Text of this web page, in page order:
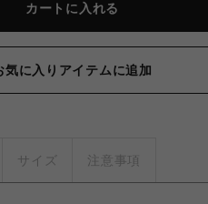
カートに入れる
気に入りアイテムに追加
サイズ 注意事項